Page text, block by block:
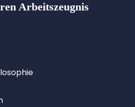
Arbeitszeugnis